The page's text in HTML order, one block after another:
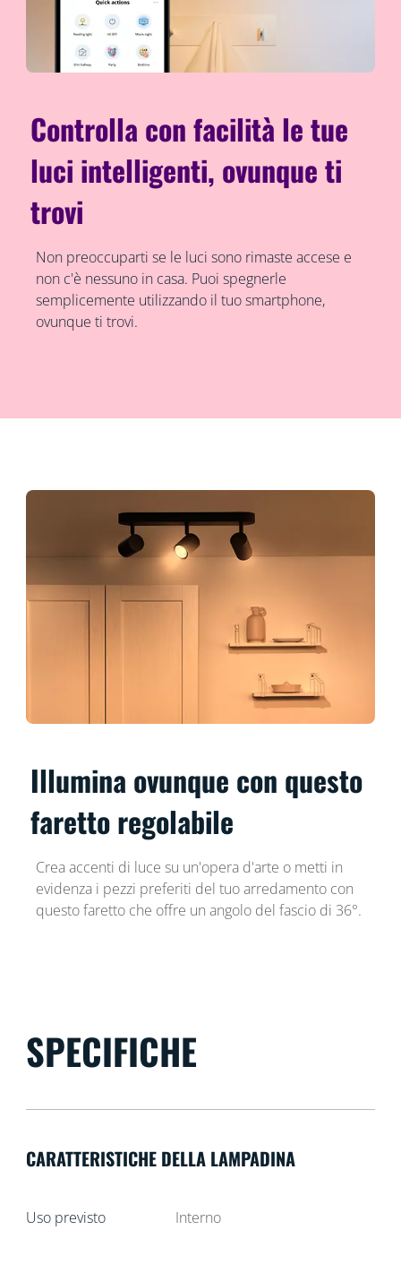
Controlla con facilità le tue
luci intelligenti, ovunque ti
trovi
Non preoccuparti se le luci sono rimaste accese e
non c'è nessuno in casa. Puoi spegnerle
semplicemente utilizzando il tuo smartphone,
ovunque ti trovi.
Illumina ovunque con questo
faretto regolabile
Crea accenti di luce su un'opera d'arte o metti in
evidenza i pezzi preferiti del tuo arredamento con
questo faretto che offre un angolo del fascio di 36°.
SPECIFICHE
CARATTERISTICHE DELLA LAMPADINA
Uso previsto Interno